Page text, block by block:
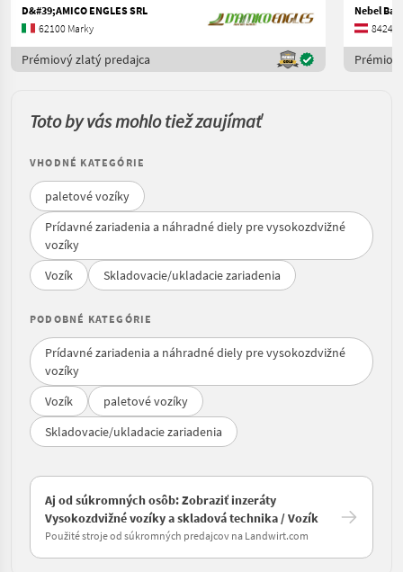
D&#39;AMICO ENGLES SRL
62100 Marky
Prémiový zlatý predajca
Nebel
8424
Toto by vás mohlo tiež zaujímať
VHODNÉ KATEGÓRIE
paletové vozíky
Prídavné zariadenia a náhradné diely pre vysokozdvižné
vozíky
Vozík
Skladovacie/ukladacie zariadenia
PODOBNÉ KATEGÓRIE
Prídavné zariadenia a náhradné diely pre vysokozdvižné
vozíky
Vozík
paletové vozíky
Skladovacie/ukladacie zariadenia
Aj od súkromných osôb: Zobraziť inzeráty
Vysokozdvižné vozíky a skladová technika / Vozík
Použité stroje od súkromných predajcov na Landwirt.com